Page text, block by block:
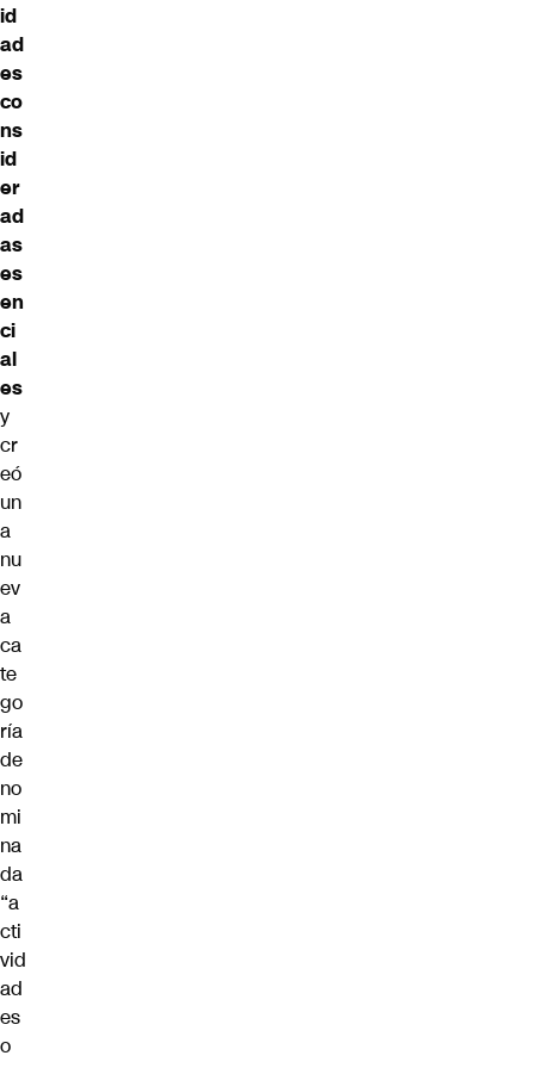
id
ad
es
co
ns
id
er
ad
as
es
en
ci
al
es
y
cr
eó
un
a
nu
ev
a
ca
te
go
ría
de
no
mi
na
da
“a
cti
vid
ad
es
o